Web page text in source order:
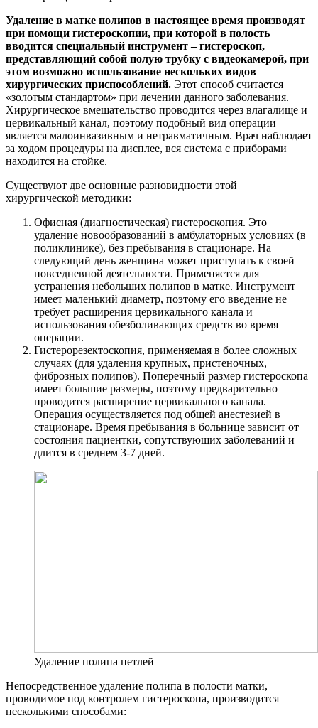
Удаление в матке полипов в настоящее время производят
при помощи гистероскопии, при которой в полость
вводится специальный инструмент – гистероскоп,
представляющий собой полую трубку с видеокамерой, при
этом возможно использование нескольких видов
хирургических приспособлений. Этот способ считается
«золотым стандартом» при лечении данного заболевания.
Хирургическое вмешательство проводится через влагалище и
цервикальный канал, поэтому подобный вид операции
является малоинвазивным и нетравматичным. Врач наблюдает
за ходом процедуры на дисплее, вся система с приборами
находится на стойке.
Существуют две основные разновидности этой
хирургической методики:
Офисная (диагностическая) гистероскопия. Это
удаление новообразований в амбулаторных условиях (в
поликлинике), без пребывания в стационаре. На
следующий день женщина может приступать к своей
повседневной деятельности. Применяется для
устранения небольших полипов в матке. Инструмент
имеет маленький диаметр, поэтому его введение не
требует расширения цервикального канала и
использования обезболивающих средств во время
операции.
Гистерорезектоскопия, применяемая в более сложных
случаях (для удаления крупных, пристеночных,
фиброзных полипов). Поперечный размер гистероскопа
имеет большие размеры, поэтому предварительно
проводится расширение цервикального канала.
Операция осуществляется под общей анестезией в
стационаре. Время пребывания в больнице зависит от
состояния пациентки, сопутствующих заболеваний и
длится в среднем 3-7 дней.
Удаление полипа петлей
Непосредственное удаление полипа в полости матки,
проводимое под контролем гистероскопа, производится
несколькими способами: